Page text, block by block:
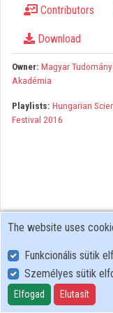
Organizations
Contributors
Contributors
Download
Owner: Magyar
Akadémia
Playlists: Hungarian
Festival 2016
User Policy
Adatkezelési tájékoztató
Cookie Policy
The website uses
Funkcionális sütik
Személyes sütik
Elfogad Elutasít